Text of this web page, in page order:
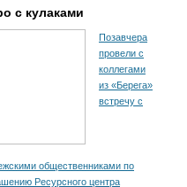
с кулаками
Позавчера
провели с
коллегами
из «Берега»
встречу с
общественниками по
Ресурсного центра